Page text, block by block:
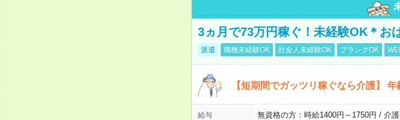
3ヵ月で73万円稼ぐ！未経験OK＊お
派遣 職種未経験OK 社会人未経験OK ブランクOK
【短期間でガッツリ稼ぐなら介護】
給与
無資格の方：時給1400円～1750円 / 介